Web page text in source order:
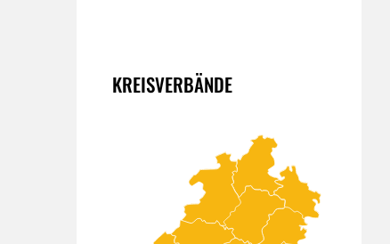
KREISVERBÄNDE